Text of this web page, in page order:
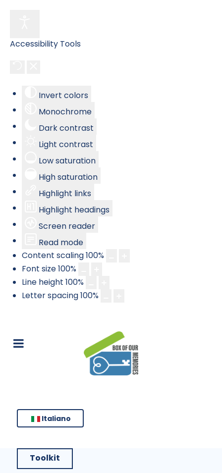
Accessibility Tools
Invert colors
Monochrome
Dark contrast
Light contrast
Low saturation
High saturation
Highlight links
Highlight headings
Screen reader
Read mode
Content scaling100%
Font size100%
Line height 100%
Letter spacing100%
Italiano
Toolkit